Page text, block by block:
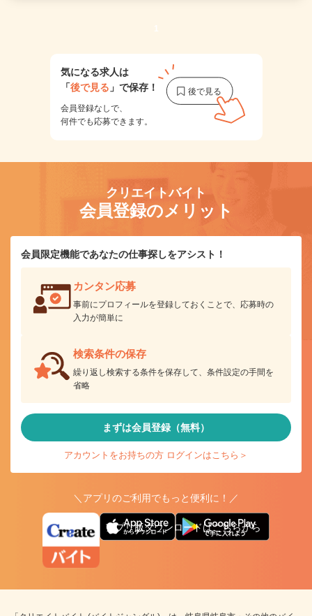
1
気になる求人は
「後で見る 」で保存！
会員登録なしで、
何件でも応募できます。
クリエイトバイト
会員登録のメリット
会員限定機能であなたの仕事探しをアシスト！
カンタン応募
事前にプロフィールを登録しておくことで、応募時の
入力が簡単に
検索条件の保存
繰り返し検索する条件を保存して、条件設定の手間を
省略
まずは会員登録（無料）
アカウントをお持ちの方 ログインはこちら＞
＼アプリのご利用でもっと便利に！／
アプリ版ダウンロードはこちらから